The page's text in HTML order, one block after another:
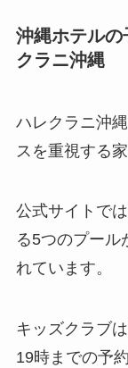
沖縄ホテル
クラニ沖縄
ハレクラニ沖
スを重視する
公式サイトで
る5つのプール
れています。
キッズクラブ
19時までの予